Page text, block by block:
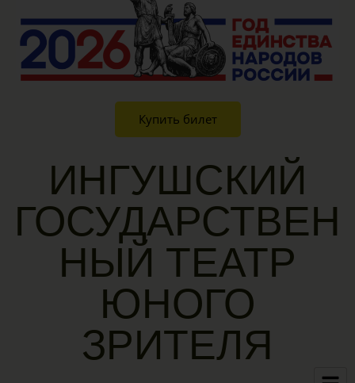
Купить билет
ИНГУШСКИЙ
ГОСУДАРСТВЕН
НЫЙ ТЕАТР
ЮНОГО
ЗРИТЕЛЯ